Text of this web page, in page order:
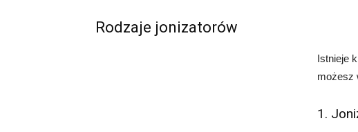
Rodzaje jonizatorów
Istnieje
możesz
1.